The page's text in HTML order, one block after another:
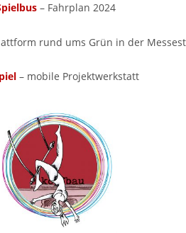
– Fahrplan 2024
rund ums Grün in der
– mobile Projektwerkstatt